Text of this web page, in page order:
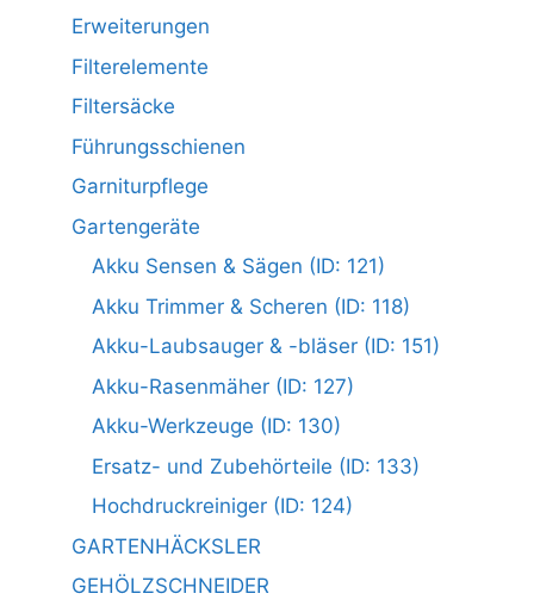
Erweiterungen
Filterelemente
Filtersäcke
Führungsschienen
Garniturpflege
Gartengeräte
Akku Sensen & Sägen (ID: 121)
Akku Trimmer & Scheren (ID: 118)
Akku-Laubsauger & -bläser (ID: 151)
Akku-Rasenmäher (ID: 127)
Akku-Werkzeuge (ID: 130)
Ersatz- und Zubehörteile (ID: 133)
Hochdruckreiniger (ID: 124)
GARTENHÄCKSLER
GEHÖLZSCHNEIDER